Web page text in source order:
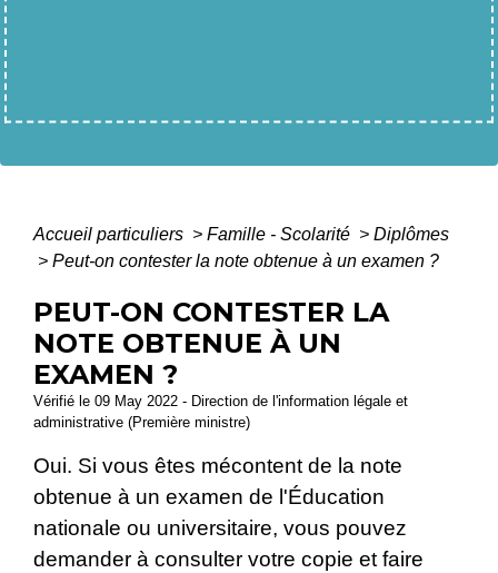
Accueil particuliers > Famille - Scolarité > Diplômes
> Peut-on contester la note obtenue à un examen ?
PEUT-ON CONTESTER LA
NOTE OBTENUE À UN
EXAMEN ?
Vérifié le 09 May 2022 - Direction de l'information légale et
administrative (Première ministre)
Oui. Si vous êtes mécontent de la note
obtenue à un examen de l'Éducation
nationale ou universitaire, vous pouvez
demander à consulter votre copie et faire